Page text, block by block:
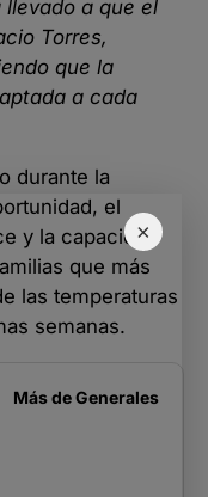
×
llevado a que el
Torres,
que la
a cada
durante la
el
y la capacidad
que más
las temperaturas
semanas.
Más deGenerales